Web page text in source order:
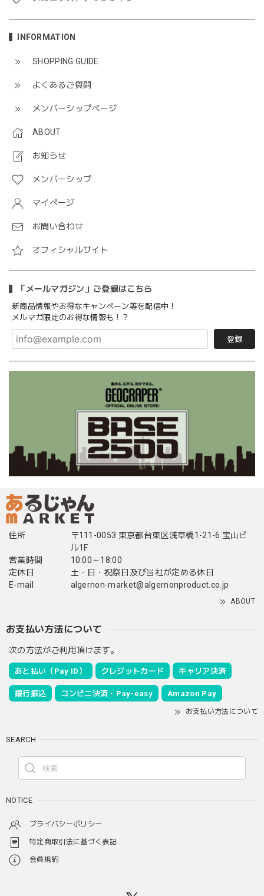
INFORMATION
SHOPPING GUIDE
よくあるご質問
メンバーシップページ
ABOUT
お知らせ
メンバーシップ
マイページ
お問い合わせ
オフィシャルサイト
「メールマガジン」ご登録はこちら
新商品情報やお得なキャンペーン等を配信中！
メルマガ限定のお得な情報も！？
登録
住所
〒111-0053 東京都台東区浅草橋1-21-6 宝山ビ
ル1F
営業時間
10:00～18:00
定休日
土・日・祝祭日及び当社が定める休日
E-mail
algernon-market@algernonproduct.co.jp
ABOUT
お支払い方法について
次の方法がご利用頂けます。
あと払い（Pay ID） クレジットカード キャリア決済
銀行振込 コンビニ決済・Pay-easy Amazon Pay
お支払い方法について
SEARCH
NOTICE
プライバシーポリシー
特定商取引法に基づく表記
会員規約